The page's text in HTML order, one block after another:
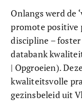
Onlangs werd de
promote positive
discipline – foster
databank
| Opgroeien).
kwaliteitsvolle
gezinsbeleid uit